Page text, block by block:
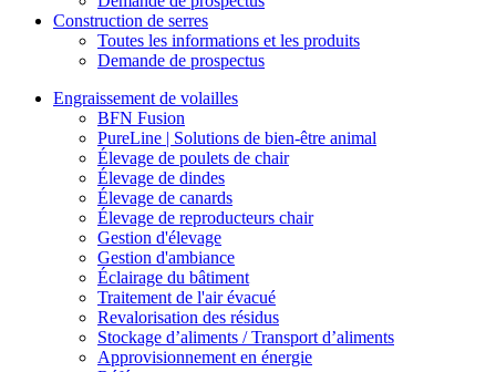
Construction de serres
Toutes les informations et les produits
Demande de prospectus
Engraissement de volailles
BFN Fusion
PureLine | Solutions de bien-être animal
Élevage de poulets de chair
Élevage de dindes
Élevage de canards
Élevage de reproducteurs chair
Gestion d'élevage
Gestion d'ambiance
Éclairage du bâtiment
Traitement de l'air évacué
Revalorisation des résidus
Stockage d’aliments / Transport d’aliments
Approvisionnement en énergie